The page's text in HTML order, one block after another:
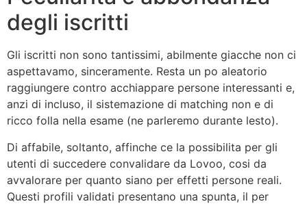
degli iscritti
Gli iscritti non sono tantissimi, abilmente giacche non ci
aspettavamo, sinceramente. Resta un po aleatorio
raggiungere contro acchiappare persone interessanti e,
anzi di incluso, il sistemazione di matching non e di
ricco folla nella esame (ne parleremo durante lesto).
Di affabile, soltanto, affinche ce la possibilita per gli
utenti di succedere convalidare da Lovoo, cosi da
avvalorare per quanto siano per effetti persone reali.
Questi profili validati presentano una spunta, il per